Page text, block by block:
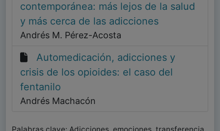
contemporánea: más lejos de la salud
y más cerca de las adicciones
Andrés M. Pérez-Acosta
Automedicación, adicciones y
crisis de los opioides: el caso del
fentanilo
Andrés Machacón